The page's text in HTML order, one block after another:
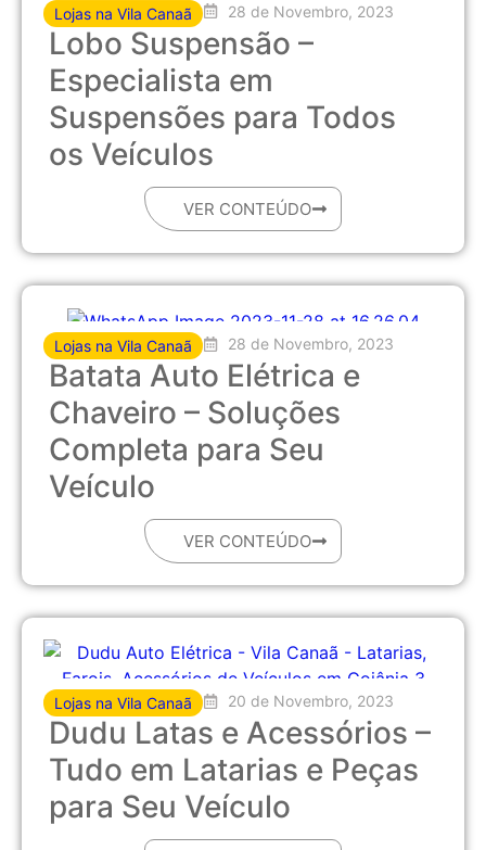
Lojas na Vila Canaã 28 de Novembro, 2023
Lobo Suspensão –
Especialista em
Suspensões para Todos
os Veículos
VER CONTEÚDO
Lojas na Vila Canaã 28 de Novembro, 2023
Batata Auto Elétrica e
Chaveiro – Soluções
Completa para Seu
Veículo
VER CONTEÚDO
Lojas na Vila Canaã 20 de Novembro, 2023
Dudu Latas e Acessórios –
Tudo em Latarias e Peças
para Seu Veículo